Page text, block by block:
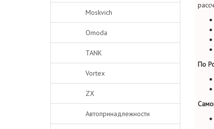
Moskvich
Omoda
TANK
Vortex
ZX
Автопринадлежности
По